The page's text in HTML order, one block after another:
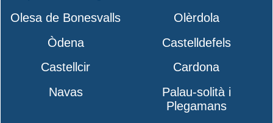
Olesa de Bonesvalls
Olèrdola
Òdena
Castelldefels
Castellcir
Cardona
Navas
Palau-solità i
Plegamans